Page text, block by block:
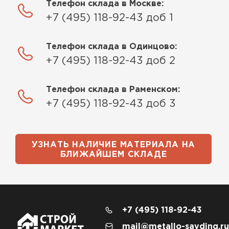
Телефон склада в Москве:
+7 (495) 118-92-43 доб 1
Телефон склада в Одинцово:
+7 (495) 118-92-43 доб 2
Телефон склада в Раменском:
+7 (495) 118-92-43 доб 3
УЗНАТЬ НАЛИЧИЕ МАТЕРИАЛА НА
БЛИЖАЙШЕМ СКЛАДЕ
+7 (495) 118-92-43
mail@metallo-sayding.ru